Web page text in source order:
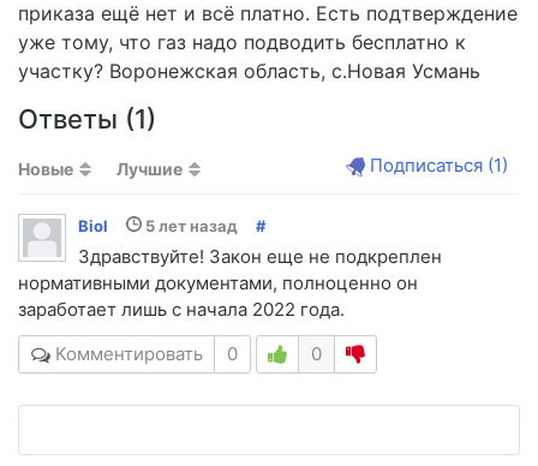
приказа ещё нет и всё платно. Есть подтверждение
уже тому, что газ надо подводить бесплатно к
участку? Воронежская область, с.Новая Усмань
Ответы (1)
Новые Лучшие Подписаться (1)
Biol 5 лет назад #
Здравствуйте! Закон еще не подкреплен
нормативными документами, полноценно он
заработает лишь с начала 2022 года.
Комментировать
0 0